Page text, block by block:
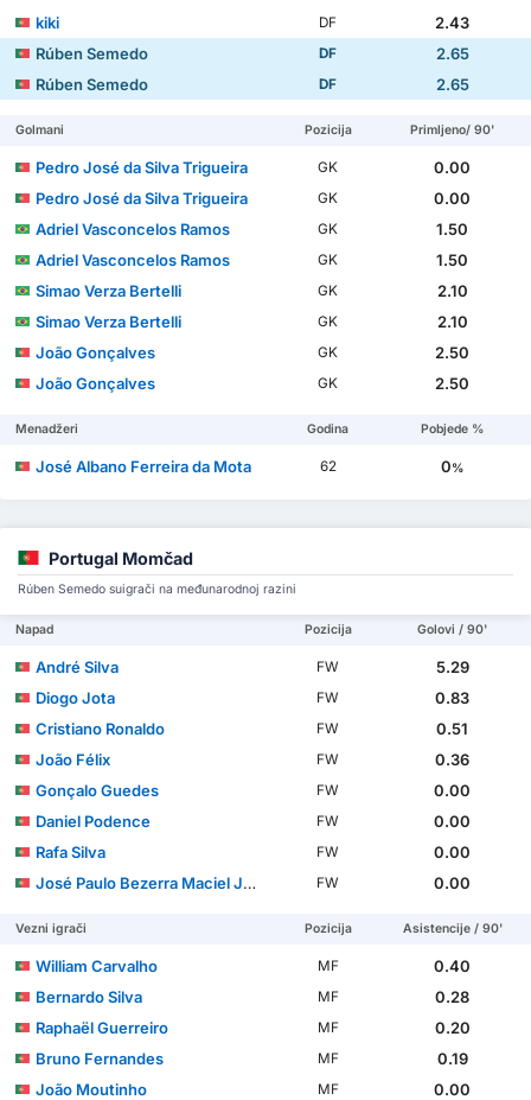
kiki
DF
2.43
Rúben Semedo
DF
2.65
Rúben Semedo
DF 2.65
Golmani Pozicija Primljeno/ 90'
Pedro José da Silva Trigueira GK
0.00
Pedro José da Silva Trigueira
GK
0.00
Adriel Vasconcelos Ramos
GK
1.50
Adriel Vasconcelos Ramos
GK
1.50
Simao Verza Bertelli
GK
2.10
Simao Verza Bertelli
GK
2.10
João Gonçalves
GK
2.50
João Gonçalves
GK 2.50
Menadžeri Godina Pobjede %
José Albano Ferreira da Mota 62 0%
Portugal Momčad
Rúben Semedo suigrači na međunarodnoj razini
Napad Pozicija Golovi / 90'
André Silva FW
5.29
Diogo Jota
FW
0.83
Cristiano Ronaldo
FW
0.51
João Félix
FW
0.36
Gonçalo Guedes
FW
0.00
Daniel Podence
FW
0.00
Rafa Silva
FW
0.00
José Paulo Bezerra Maciel Júnior
FW 0.00
Vezni igrači Pozicija Asistencije / 90'
William Carvalho MF
0.40
Bernardo Silva
MF
0.28
Raphaël Guerreiro
MF
0.20
Bruno Fernandes
MF
0.19
João Moutinho
MF
0.00